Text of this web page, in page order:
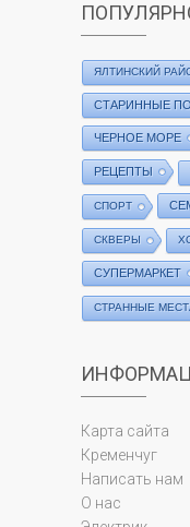
ЯЛТИНСКИЙ
СТАРИННЫЕ
ЧЕРНОЕ МОРЕ
РЕЦЕПТЫ
СПОРТ
СКВЕРЫ
СУПЕРМАРКЕТ
СТРАННЫЕ
Карта сайта
Кременчуг
Написать нам
О нас